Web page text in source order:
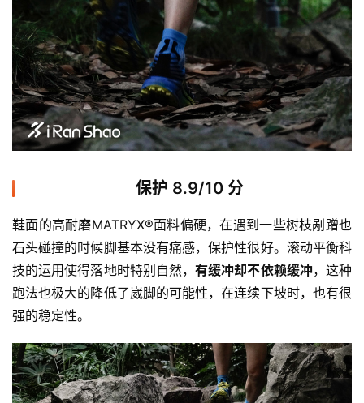
保护 8.9/10 分
鞋面的高耐磨MATRYX®面料偏硬，在遇到一些树枝剐蹭也
石头碰撞的时候脚基本没有痛感，保护性很好。滚动平衡科
技的运用使得落地时特别自然，有缓冲却不依赖缓冲，这种
跑法也极大的降低了崴脚的可能性，在连续下坡时，也有很
强的稳定性。